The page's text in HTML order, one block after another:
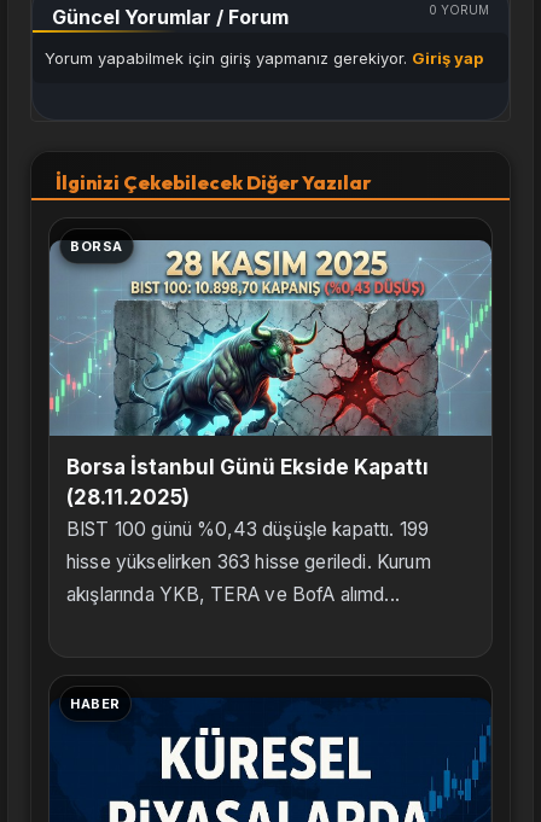
Güncel Yorumlar / Forum 0 YORUM
Yorum yapabilmek için giriş yapmanız gerekiyor. Giriş yap
İlginizi Çekebilecek Diğer Yazılar
BORSA
Borsa İstanbul Günü Ekside Kapattı
(28.11.2025)
BIST 100 günü %0,43 düşüşle kapattı. 199
hisse yükselirken 363 hisse geriledi. Kurum
akışlarında YKB, TERA ve BofA alımd...
HABER